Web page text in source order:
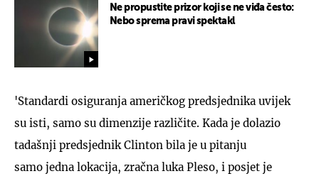
Ne propustite prizor koji se ne viđa često:
Nebo sprema pravi spektakl
'Standardi osiguranja američkog predsjednika uvijek
su isti, samo su dimenzije različite. Kada je dolazio
tadašnji predsjednik Clinton bila je u pitanju
samo jedna lokacija, zračna luka Pleso, i posjet je